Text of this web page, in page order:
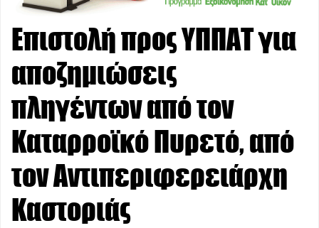
Επιστολή προς ΥΠΠΑΤ για
αποζημιώσεις
πληγέντων από τον
Καταρροϊκό Πυρετό, από
τον Αντιπεριφερειάρχη
Καστοριάς